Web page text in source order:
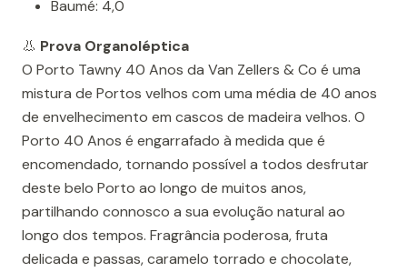
Baumé: 4,0
👃 Prova Organoléptica
O Porto Tawny 40 Anos da Van Zellers & Co é uma
mistura de Portos velhos com uma média de 40 anos
de envelhecimento em cascos de madeira velhos. O
Porto 40 Anos é engarrafado à medida que é
encomendado, tornando possível a todos desfrutar
deste belo Porto ao longo de muitos anos,
partilhando connosco a sua evolução natural ao
longo dos tempos. Fragrância poderosa, fruta
delicada e passas, caramelo torrado e chocolate,